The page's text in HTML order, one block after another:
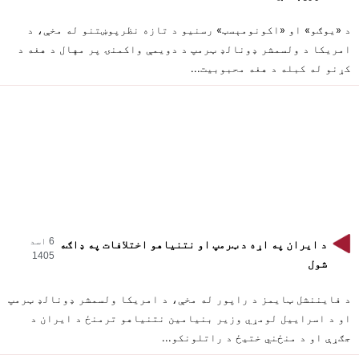
د «یوګو» او «اکونومېسټ» رسنیو د تازه نظرپوښتنو له مخې، د
امریکا د ولسمشر ډونالډ ټرمپ د دویمې واکمنۍ پر مهال د هغه د
کړنو له کبله د هغه محبوبیت...
د ایران په اړه د ټرمپ او نتنیاهو اختلافات په ډاګه
شول
6 اسد
1405
د فایننشل ټایمز د راپور له مخې، د امریکا ولسمشر ډونالډ ټرمپ
او د اسراییل لومړي وزیر بنیامین نتنیاهو ترمنځ د ایران د
جګړې او د منځني ختیځ د راتلونکو...